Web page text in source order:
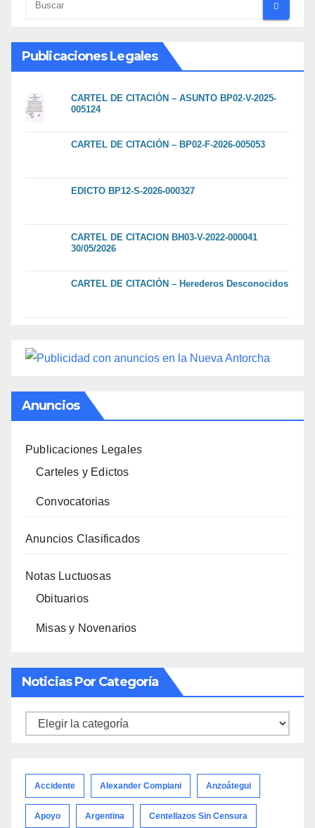
Publicaciones Legales
CARTEL DE CITACIÓN – ASUNTO BP02-V-2025-
005124
CARTEL DE CITACIÓN – BP02-F-2026-005053
EDICTO BP12-S-2026-000327
CARTEL DE CITACION BH03-V-2022-000041
30/05/2026
CARTEL DE CITACIÓN – Herederos Desconocidos
Anuncios
Publicaciones Legales
Carteles y Edictos
Convocatorias
Anuncios Clasificados
Notas Luctuosas
Obituarios
Misas y Novenarios
Noticias Por Categoría
Noticias
Accidente Alexander Compiani Anzoátegui
Apoyo Argentina Centellazos Sin Censura